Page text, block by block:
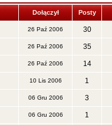
Dołączył Posty
26 Paź 2006 30
26 Paź 2006 35
26 Paź 2006 14
10 Lis 2006 1
06 Gru 2006 3
06 Gru 2006 1